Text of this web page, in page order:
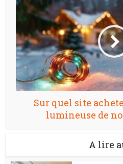
Sur quel site
lumineuse de
A lire